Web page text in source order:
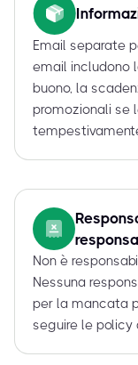
Email separate
email includono
buono, la
promozionali se
Non è
Nessuna
per la mancata
seguire le policy